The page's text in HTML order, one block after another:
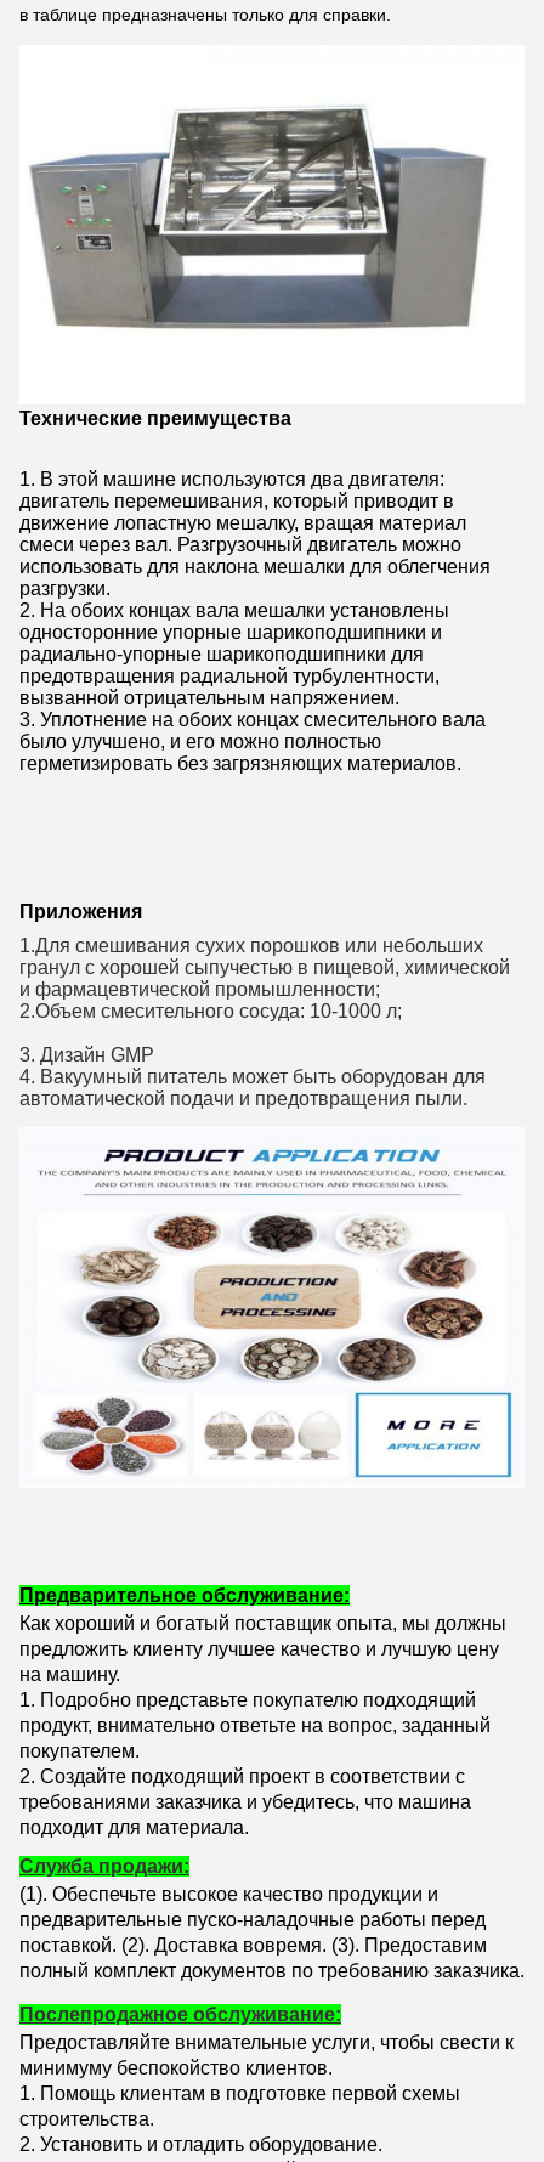
в таблице предназначены только для справки.
Технические преимущества
1. В этой машине используются два двигателя:
двигатель перемешивания, который приводит в
движение лопастную мешалку, вращая материал
смеси через вал. Разгрузочный двигатель можно
использовать для наклона мешалки для облегчения
разгрузки.
2. На обоих концах вала мешалки установлены
односторонние упорные шарикоподшипники и
радиально-упорные шарикоподшипники для
предотвращения радиальной турбулентности,
вызванной отрицательным напряжением.
3. Уплотнение на обоих концах смесительного вала
было улучшено, и его можно полностью
герметизировать без загрязняющих материалов.
Приложения
1.Для смешивания сухих порошков или небольших
гранул с хорошей сыпучестью в пищевой, химической
и фармацевтической промышленности;
2.Объем смесительного сосуда: 10-1000 л;
3. Дизайн GMP
4. Вакуумный питатель может быть оборудован для
автоматической подачи и предотвращения пыли.
Предварительное обслуживание:
Как хороший и богатый поставщик опыта, мы должны
предложить клиенту лучшее качество и лучшую цену
на машину.
1. Подробно представьте покупателю подходящий
продукт, внимательно ответьте на вопрос, заданный
покупателем.
2. Создайте подходящий проект в соответствии с
требованиями заказчика и убедитесь, что машина
подходит для материала.
Служба продажи:
(1). Обеспечьте высокое качество продукции и
предварительные пуско-наладочные работы перед
поставкой. (2). Доставка вовремя. (3). Предоставим
полный комплект документов по требованию заказчика.
Послепродажное обслуживание:
Предоставляйте внимательные услуги, чтобы свести к
минимуму беспокойство клиентов.
1. Помощь клиентам в подготовке первой схемы
строительства.
2. Установить и отладить оборудование.